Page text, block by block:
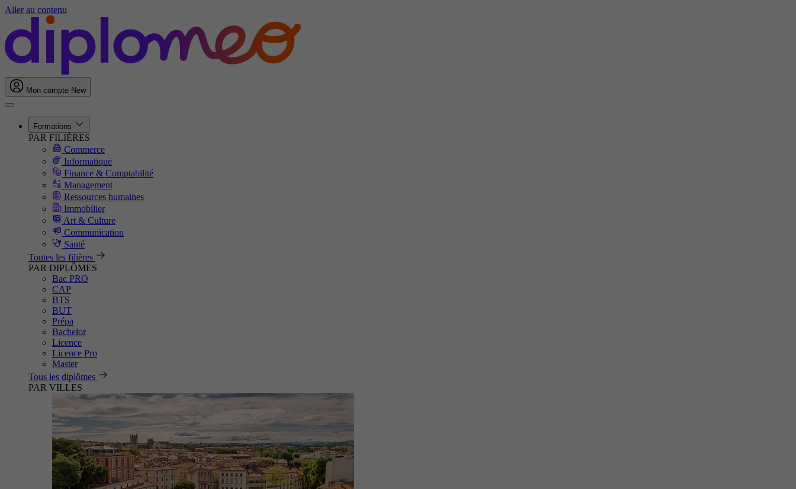
Aller au contenu
Mon compte New
Formations
PAR FILIÈRES
Commerce
Informatique
Finance & Comptabilité
Management
Ressources humaines
Immobilier
Art & Culture
Communication
Santé
Toutes les filières
PAR DIPLÔMES
Bac PRO
CAP
BTS
BUT
Prépa
Bachelor
Licence
Licence Pro
Master
Tous les diplômes
PAR VILLES